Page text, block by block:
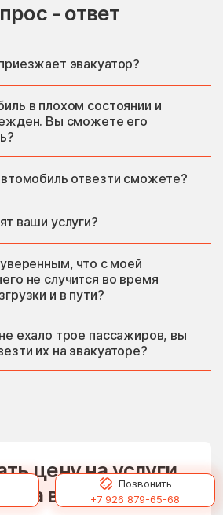
- ответ
эвакуатор?
в плохом состоянии и
Вы сможете его
отвезти сможете?
ваши услуги?
что с моей
не случится во время
и в пути?
ехало трое пассажиров, вы
их на эвакуаторе?
цену на услуги
в Дмитрове
Позвонить
+7 926 879-65-68